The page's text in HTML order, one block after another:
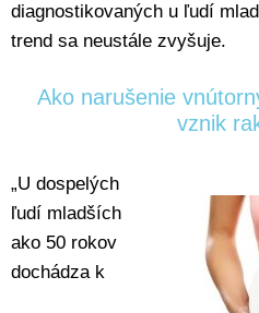
diagnostikovaných u ľudí
trend sa neustále zvyšuje.
Ako narušenie
vznik
„U dospelých
ľudí mladších
ako 50 rokov
dochádza k